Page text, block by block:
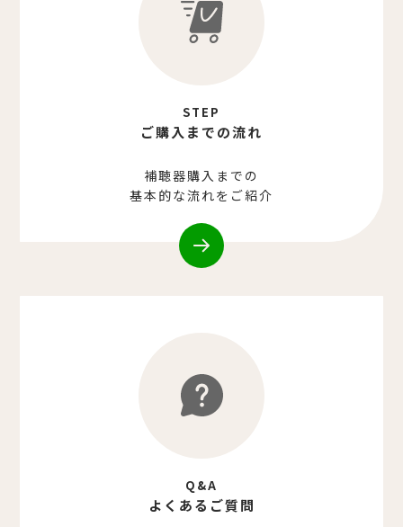
STEP
ご購入までの流れ
補聴器購入までの
基本的な流れをご紹介
Q&A
よくあるご質問